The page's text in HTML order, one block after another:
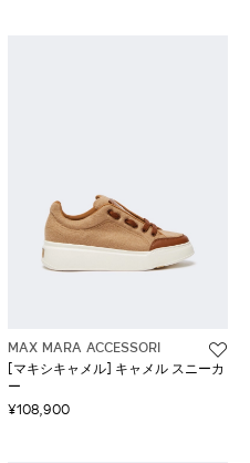
MAX MARA ACCESSORI
[マキシキャメル] キャメル スニーカ
ー
¥108,900